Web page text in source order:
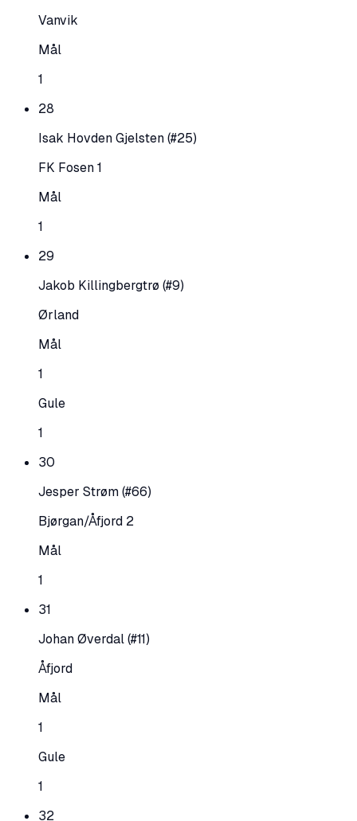
Vanvik
Mål
1
28
Isak Hovden Gjelsten(#25)
FK Fosen 1
Mål
1
29
Jakob Killingbergtrø (#9)
Ørland
Mål
1
Gule
1
30
Jesper Strøm(#66)
Bjørgan/Åfjord 2
Mål
1
31
Johan Øverdal(#11)
Åfjord
Mål
1
Gule
1
32